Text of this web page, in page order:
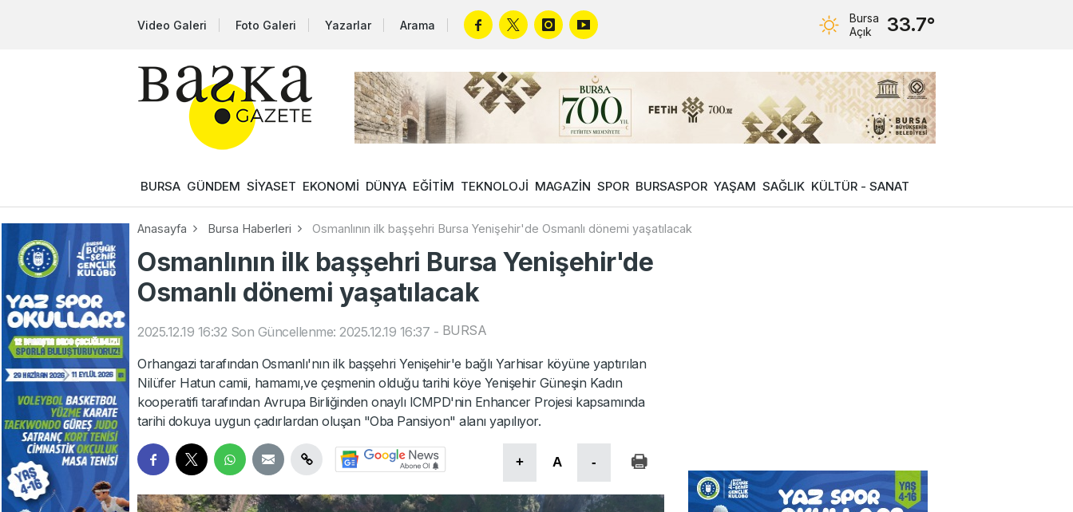
Video Galeri Foto Galeri Yazarlar Arama
Bursa
Açık
33.7°
BURSA GÜNDEM SİYASET EKONOMİ DÜNYA EĞİTİM TEKNOLOJİ MAGAZİN SPOR BURSASPOR YAŞAM SAĞLIK KÜLTÜR - SANAT
Anasayfa Bursa Haberleri Osmanlının ilk başşehri Bursa Yenişehir'de Osmanlı dönemi yaşatılacak
Osmanlının ilk başşehri Bursa Yenişehir'de
Osmanlı dönemi yaşatılacak
2025.12.19 16:32 Son Güncellenme: 2025.12.19 16:37 - BURSA
Orhangazi tarafından Osmanlı'nın ilk başşehri Yenişehir'e bağlı Yarhisar köyüne yaptırılan
Nilüfer Hatun camii, hamamı,ve çeşmenin olduğu tarihi köye Yenişehir Güneşin Kadın
kooperatifi tarafından Avrupa Birliğinden onaylı ICMPD'nin Enhancer Projesi kapsamında
tarihi dokuya uygun çadırlardan oluşan "Oba Pansiyon" alanı yapılıyor.
+ A -